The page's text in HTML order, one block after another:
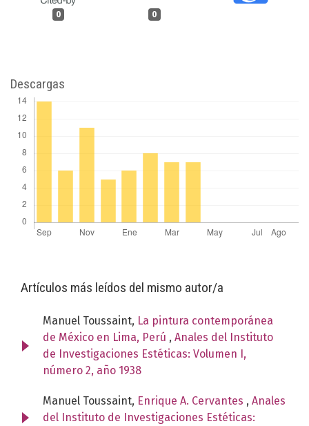
0 0
Descargas
Artículos más leídos del mismo autor/a
Manuel Toussaint, La pintura contemporánea
de México en Lima, Perú , Anales del Instituto
de Investigaciones Estéticas: Volumen I,
número 2, año 1938
Manuel Toussaint, Enrique A. Cervantes , Anales
del Instituto de Investigaciones Estéticas: